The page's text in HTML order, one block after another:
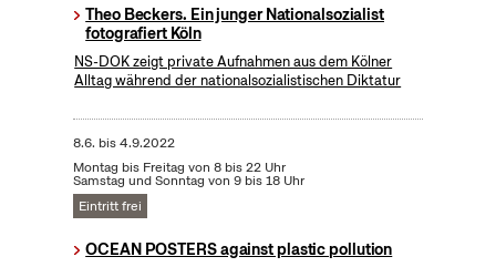
Theo Beckers. Ein junger Nationalsozialist
fotografiert Köln
NS-DOK zeigt private Aufnahmen aus dem Kölner
Alltag während der nationalsozialistischen Diktatur
8.6. bis4.9.2022
Montag bis Freitag von 8 bis 22 Uhr
Samstag und Sonntag von 9 bis 18 Uhr
Eintritt frei
OCEAN POSTERS against plastic pollution